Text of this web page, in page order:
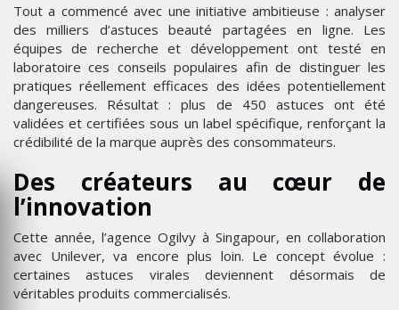
Tout a commencé avec une initiative ambitieuse : analyser
des milliers d’astuces beauté partagées en ligne. Les
équipes de recherche et développement ont testé en
laboratoire ces conseils populaires afin de distinguer les
pratiques réellement efficaces des idées potentiellement
dangereuses. Résultat : plus de 450 astuces ont été
validées et certifiées sous un label spécifique, renforçant la
crédibilité de la marque auprès des consommateurs.
Des créateurs au cœur de
l’innovation
Cette année, l’agence Ogilvy à Singapour, en collaboration
avec Unilever, va encore plus loin. Le concept évolue :
certaines astuces virales deviennent désormais de
véritables produits commercialisés.